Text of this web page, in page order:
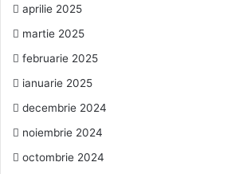
aprilie 2025
martie 2025
februarie 2025
ianuarie 2025
decembrie 2024
noiembrie 2024
octombrie 2024